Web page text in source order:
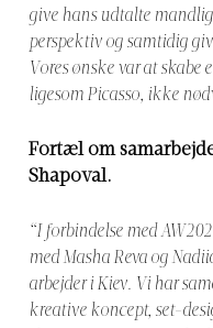
give hans udtalte
perspektiv og samtidig
Vores ønske var at
ligesom Picasso, ikke
Fortæl om
Shapoval.
“I forbindelse med
med Masha Reva og
arbejder i Kiev. Vi har
kreative koncept, set-